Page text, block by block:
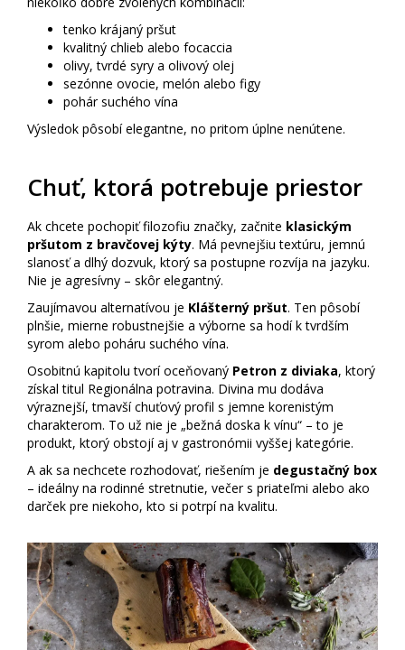
tenko krájaný pršut
kvalitný chlieb alebo focaccia
olivy, tvrdé syry a olivový olej
sezónne ovocie, melón alebo figy
pohár suchého vína
Výsledok pôsobí elegantne, no pritom úplne nenútene.
Chuť, ktorá potrebuje priestor
Ak chcete pochopiť filozofiu značky, začnite klasickým
pršutom z bravčovej kýty. Má pevnejšiu textúru, jemnú
slanosť a dlhý dozvuk, ktorý sa postupne rozvíja na jazyku.
Nie je agresívny – skôr elegantný.
Zaujímavou alternatívou je Klášterný pršut. Ten pôsobí
plnšie, mierne robustnejšie a výborne sa hodí k tvrdším
syrom alebo poháru suchého vína.
Osobitnú kapitolu tvorí oceňovaný Petron z diviaka, ktorý
získal titul Regionálna potravina. Divina mu dodáva
výraznejší, tmavší chuťový profil s jemne korenistým
charakterom. To už nie je „bežná doska k vínu“ – to je
produkt, ktorý obstojí aj v gastronómii vyššej kategórie.
A ak sa nechcete rozhodovať, riešením je degustačný box
– ideálny na rodinné stretnutie, večer s priateľmi alebo ako
darček pre niekoho, kto si potrpí na kvalitu.